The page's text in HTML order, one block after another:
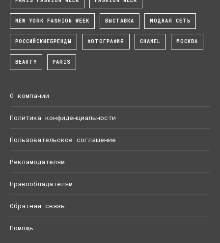
NEW YORK FASHION WEEK ВЫСТАВКА МОДНАЯ СЕТЬ
РОССИЙСКИЕБРЕНДЫ ФОТОГРАФИЯ CHANEL МОСКВА
BEAUTY PARIS
О компании
Политика конфиденциальности
Пользовательское соглашение
Рекламодателям
Правообладателям
Обратная связь
Помощь